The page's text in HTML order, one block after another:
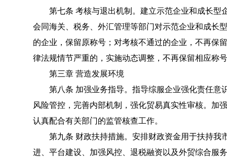
第七条 考核与退出机制。建立示范企业和成长型
会同海关、税务、外汇管理等部门对示范企业和成长
的企业，保留原称号；对考核不通过的企业，不再保
律法规情节严重的，实施动态调整，不再保留相应称
第三章 营造发展环境
第八条 加强业务指导。指导综服企业强化责任意
风险管控，完善内部机制，强化贸易真实性审核。加
认真配合有关部门的监管核查工作。
第九条 财政扶持措施。安排财政资金用于扶持我
进、平台建设、加强风控、退税融资以及外贸综合服